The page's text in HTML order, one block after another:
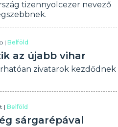
tizennyolcezer nevező
|Belföld
az újabb vihar
zivatarok kezdődnek
|Belföld
sárgarépával